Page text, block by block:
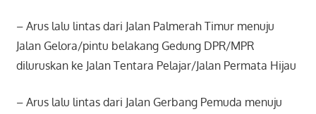
– Arus lalu lintas dari Jalan Palmerah Timur menuju
Jalan Gelora/pintu belakang Gedung DPR/MPR
diluruskan ke Jalan Tentara Pelajar/Jalan Permata Hijau
– Arus lalu lintas dari Jalan Gerbang Pemuda menuju